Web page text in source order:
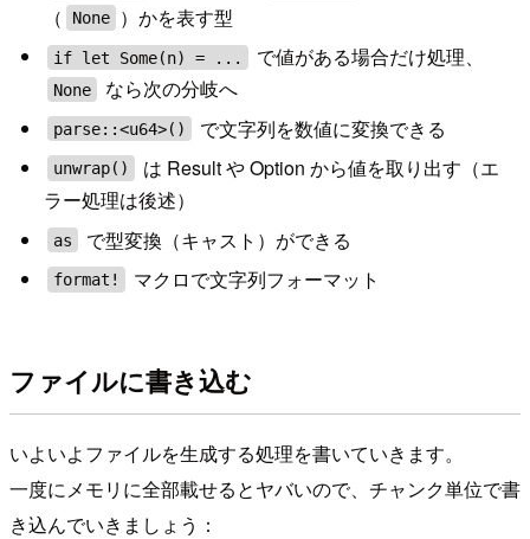
（
None ）かを表す型
if let Some(n) = ... で値がある場合だけ処理、
None なら次の分岐へ
parse::<u64>() で文字列を数値に変換できる
unwrap()
は Result や Option から値を取り出す（エ
ラー処理は後述）
as で型変換（キャスト）ができる
format! マクロで文字列フォーマット
ファイルに書き込む
いよいよファイルを生成する処理を書いていきます。
一度にメモリに全部載せるとヤバいので、チャンク単位で書
き込んでいきましょう：